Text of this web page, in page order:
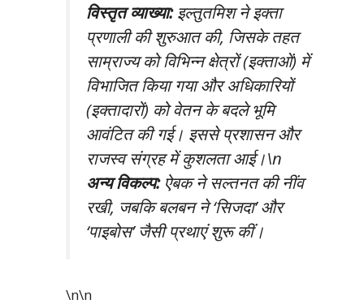
विस्तृत व्याख्या:इल्तुतमिश ने इक्ता
प्रणाली की शुरुआत की, जिसके तहत
साम्राज्य को विभिन्न क्षेत्रों (इक्ताओं) में
विभाजित किया गया और अधिकारियों
(इक्तादारों) को वेतन के बदले भूमि
आवंटित की गई। इससे प्रशासन और
राजस्व संग्रह में कुशलता आई।\n
अन्य विकल्प:ऐबक ने सल्तनत की नींव
रखी, जबकि बलबन ने ‘सिजदा’ और
‘पाइबोस’ जैसी प्रथाएं शुरू कीं।
\n\n